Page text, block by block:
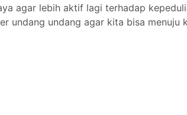
agar lebih aktif lagi terhadap
undang undang agar kita bisa menuju